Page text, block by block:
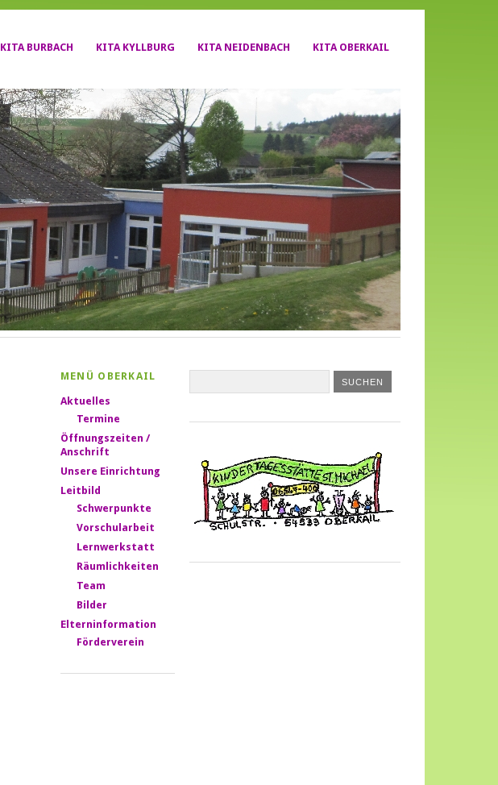
KITA BURBACH KITA KYLLBURG KITA NEIDENBACH KITA OBERKAIL
MENÜ OBERKAIL
Aktuelles
Termine
Öffnungszeiten /
Anschrift
Unsere Einrichtung
Leitbild
Schwerpunkte
Vorschularbeit
Lernwerkstatt
Räumlichkeiten
Team
Bilder
Elterninformation
Förderverein